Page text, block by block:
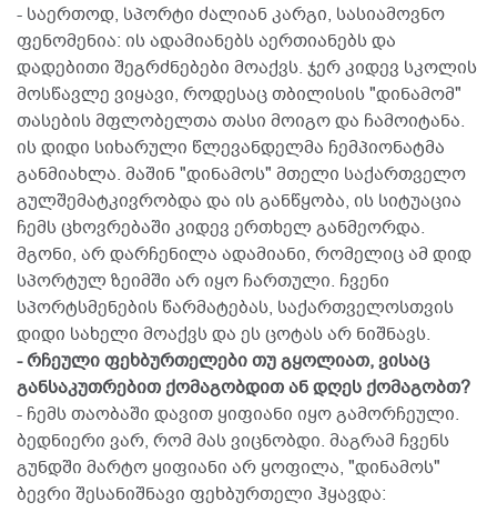
- საერთოდ, სპორტი ძალიან კარგი, სასიამოვნო
ფენომენია: ის ადამიანებს აერთიანებს და
დადებითი შეგრძნებები მოაქვს. ჯერ კიდევ სკოლის
მოსწავლე ვიყავი, როდესაც თბილისის "დინამომ"
თასების მფლობელთა თასი მოიგო და ჩამოიტანა.
ის დიდი სიხარული წლევანდელმა ჩემპიონატმა
განმიახლა. მაშინ "დინამოს" მთელი საქართველო
გულშემატკივრობდა და ის განწყობა, ის სიტუაცია
ჩემს ცხოვრებაში კიდევ ერთხელ განმეორდა.
მგონი, არ დარჩენილა ადამიანი, რომელიც ამ დიდ
სპორტულ ზეიმში არ იყო ჩართული. ჩვენი
სპორტსმენების წარმატებას, საქართველოსთვის
დიდი სახელი მოაქვს და ეს ცოტას არ ნიშნავს.
- რჩეული ფეხბურთელები თუ გყოლიათ, ვისაც
განსაკუთრებით ქომაგობდით ან დღეს ქომაგობთ?
- ჩემს თაობაში დავით ყიფიანი იყო გამორჩეული.
ბედნიერი ვარ, რომ მას ვიცნობდი. მაგრამ ჩვენს
გუნდში მარტო ყიფიანი არ ყოფილა, "დინამოს"
ბევრი შესანიშნავი ფეხბურთელი ჰყავდა: